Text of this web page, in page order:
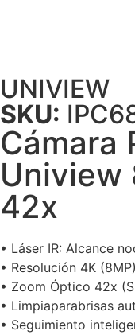
UNIVIEW
SKU:
Cámara
Uniview
42x
• Láser IR: Alcance
• Resolución 4K (8MP)
• Zoom Óptico 42x
• Limpiaparabrisas
• Seguimiento